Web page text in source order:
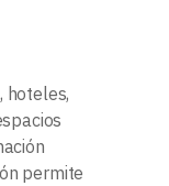
hoteles,
permite